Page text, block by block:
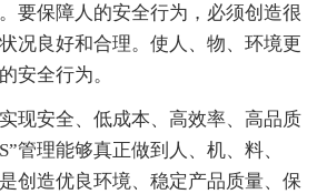
要保障人的安全行为，必须创造很
况良好和合理。使人、物、环境更
安全行为。
现安全、低成本、高效率、高品质
管理能够真正做到人、机、料、
创造优良环境、稳定产品质量、保